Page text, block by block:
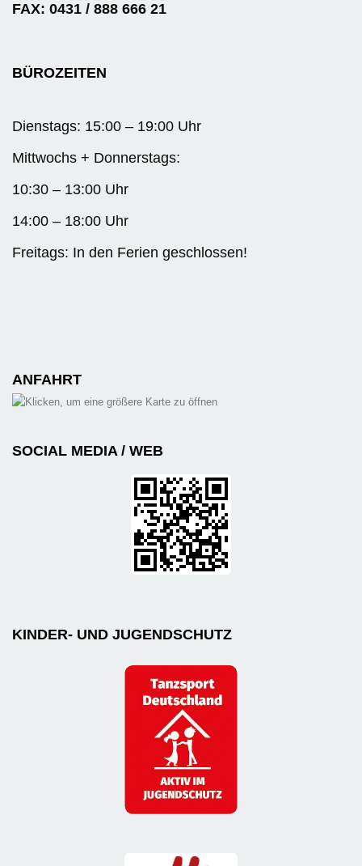
FAX: 0431 / 888 666 21
BÜROZEITEN
Dienstags: 15:00 – 19:00 Uhr
Mittwochs + Donnerstags:
10:30 – 13:00 Uhr
14:00 – 18:00 Uhr
Freitags: In den Ferien geschlossen!
ANFAHRT
SOCIAL MEDIA / WEB
KINDER- UND JUGENDSCHUTZ